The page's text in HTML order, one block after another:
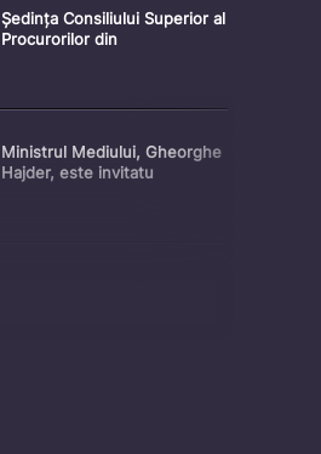
Ședința Consiliului Superior al
Procurorilor din
Ministrul Mediului, Gheorghe
Hajder, este invitatu